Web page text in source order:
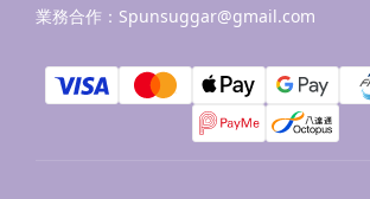
業務合作：Spunsuggar@gmail.com